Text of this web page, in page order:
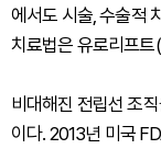
에서도 시술, 수술적
치료법은 유로리프
비대해진 전립선 조
이다. 2013년 미국